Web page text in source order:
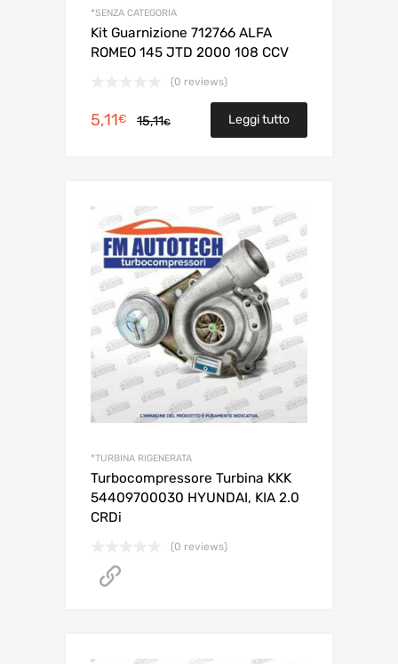
*SENZA CATEGORIA
Kit Guarnizione 712766 ALFA
ROMEO 145 JTD 2000 108 CCV
(0 reviews)
15,11€Il
prezzo
15,11€.
5,11€
Il
prezzo
5,11€.
Leggi tutto
*TURBINA RIGENERATA
Turbocompressore Turbina KKK
54409700030 HYUNDAI, KIA 2.0
CRDi
(0 reviews)